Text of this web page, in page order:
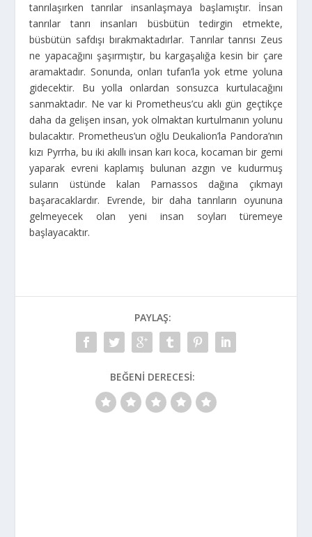
tanrılaşırken tanrılar insanlaşmaya başlamıştır. İnsan
tanrılar tanrı insanları büsbütün tedirgin etmekte,
büsbütün safdışı bırakmaktadırlar. Tanrılar tanrısı Zeus
ne yapacağını şaşırmıştır, bu kargaşalığa kesin bir çare
aramaktadır. Sonunda, onları tufan’la yok etme yoluna
gidecektir. Bu yolla onlardan sonsuzca kurtulacağını
sanmaktadır. Ne var ki Prometheus’cu aklı gün geçtikçe
daha da gelişen insan, yok olmaktan kurtulmanın yolunu
bulacaktır. Prometheus’un oğlu Deukalion’la Pandora’nın
kızı Pyrrha, bu iki akıllı insan karı koca, kocaman bir gemi
yaparak evreni kaplamış bulunan azgın ve kudurmuş
suların üstünde kalan Parnassos dağına çıkmayı
başaracaklardır. Evrende, bir daha tanrıların oyununa
gelmeyecek olan yeni insan soyları türemeye
başlayacaktır.
PAYLAŞ:
BEĞENI DERECESI: